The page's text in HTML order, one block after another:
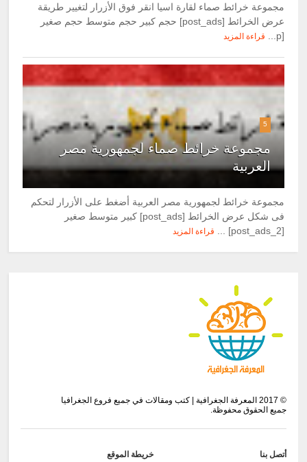
مجموعة خرائط صماء لقارة اسيا انقر فوق الأزرار لتغيير طريقة
عرض الخرائط [post_ads] حجم كبير حجم متوسط حجم صغير
[p...
قراءة المزيد
5
مجموعة خرائط صماء لجمهورية مصر
العربية
مجموعة خرائط لجمهورية مصر العربية أضغط على الأزرار لتحكم
فى شكل عرض الخرائط [post_ads] كبير متوسط صغير
[post_ads_2] ...
قراءة المزيد
©
2017 المعرفة الجغرافية | كتب ومقالات في جميع فروع الجغرافيا
جميع الحقوق محفوظة.
أتصل بنا خريطة الموقع